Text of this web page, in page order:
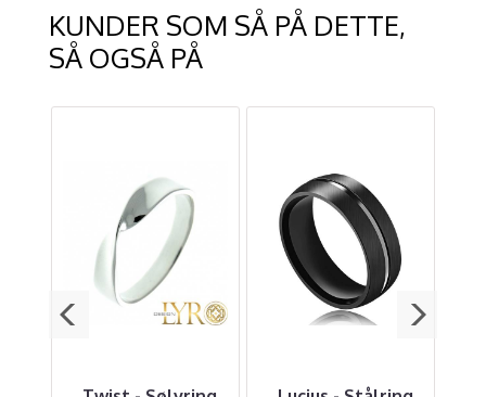
KUNDER SOM SÅ PÅ DETTE,
SÅ OGSÅ PÅ